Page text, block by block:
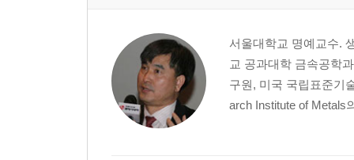
서울대학교 명예교수.
교 공과대학 금속공학
구원, 미국 국립표준기
arch Institute of Metals